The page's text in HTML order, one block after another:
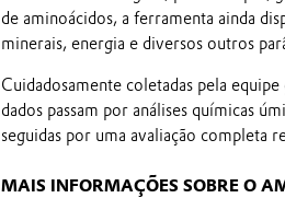
de aminoácidos, a ferramenta ainda
minerais, energia e diversos outros
Cuidadosamente coletadas pela
dados passam por análises químicas
seguidas por uma avaliação completa
MAIS INFORMAÇÕES SOBRE O